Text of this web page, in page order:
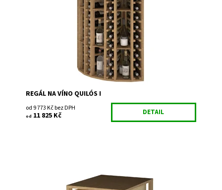
Do 3 týdnů
EX2035
Expovinalia
2 roky
REGÁL NA VÍNO QUILÓS I
od 9 773 Kč bez DPH
od 11 825 Kč DETAIL
Dřevěný regál na uskladnění vína.